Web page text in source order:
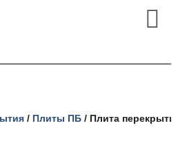
/ Плиты ПБ / Плита